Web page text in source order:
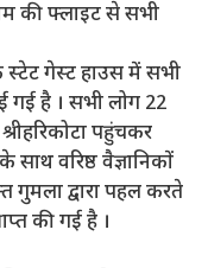
की फ्लाइट से सभी
गेस्ट हाउस में सभी
गई है । सभी लोग 22
पहुंचकर
वरिष्ठ वैज्ञानिकों
द्वारा पहल करते
की गई है ।